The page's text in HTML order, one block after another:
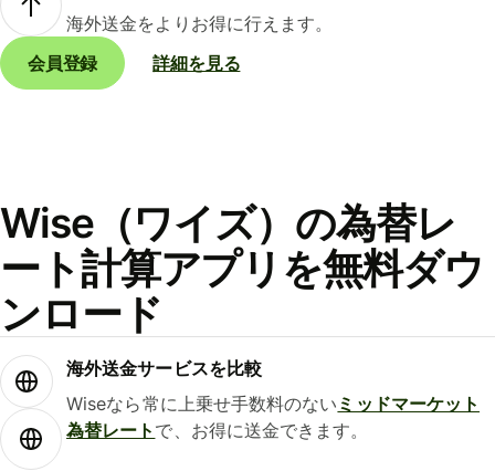
海外送金をよりお得に行えます。
会員登録
詳細を見る
Wise（ワイズ）の為替レ
ート計算アプリを無料ダウ
ンロード
海外送金サービスを比較
Wiseなら常に上乗せ手数料のない ミッドマーケット
為替レート で、お得に送金できます。